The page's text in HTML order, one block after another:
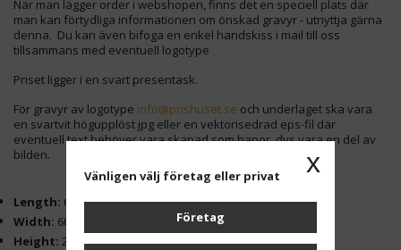
När man lägger order i webshopen, finns det en speciell plats där
man kan förtydliga informationen om önskad gravyr - utnyttja gärna
denna. Du kan även bifoga en enkel handskiss i mail till oss
tillsammans med eventuell logotype
Priset ligger i en svart presentask.
För gravyr av logotype info@prishuset.se och underlaget ska vara
en svartvit högupplöst jpg eller en vektorisedrad eps-fil där
eventuell text behöver vara skapad som banor, dvs vara en del av
bilden.
Length: 60 mm
Width: 60 mm
Height: 240 mm
x
Vänligen välj företag eller privat
Företag